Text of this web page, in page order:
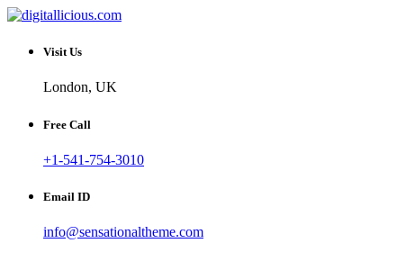
Skip
content
digitallicious.com
Sharing Digital Information
Visit Us
London, UK
Free Call
+1-541-754-3010
Email ID
info@sensationaltheme.com